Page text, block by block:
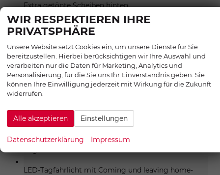
Extra getönte Scheiben hinten
Stoßfänger im FR-Design, Türgriffe in Wagenfarbe
Außenspiegel und Nebelscheinwerfergehäuse in
Piano Black
ZV mit Funkfernbedienung (2 Stück)
Nebelscheinwerfer
Außenspiegel elektrisch verstellbar, elektrisch
einklappbar & beheizbar
LED-Tagfahrlicht mit Coming und leaving home-
WIR RESPEKTIEREN IHRE
PRIVATSPHÄRE
Unsere Website setzt Cookies ein, um unsere Dienste für Sie
bereitzustellen. Hierbei berücksichtigen wir Ihre Auswahl und
verarbeiten nur die Daten für Marketing, Analytics und
Personalisierung, für die Sie uns Ihr Einverständnis geben. Sie
können Ihre Einwilligung jederzeit mit Wirkung für die Zukunft
widerrufen.
Alle akzeptieren Einstellungen
Datenschutzerklärung Impressum